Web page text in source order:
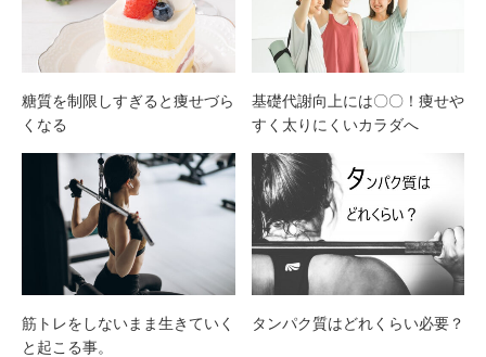
糖質を制限しすぎると痩せづら
くなる
基礎代謝向上には〇〇！痩せや
すく太りにくいカラダへ
筋トレをしないまま生きていく
と起こる事。
タンパク質はどれくらい必要？